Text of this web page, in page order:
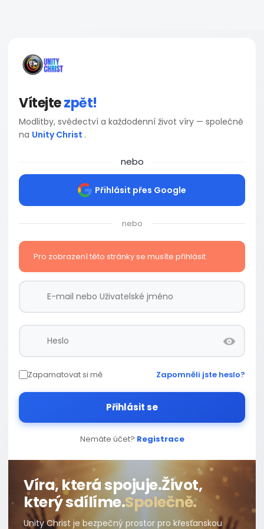
Vítejtezpět!
Modlitby, svědectví a každodenní život víry — společně
na Unity Christ .
nebo
Přihlásit přes Google
nebo
Pro zobrazení této stránky se musíte přihlásit
Zapamatovat si mě Zapomněli jste heslo?
Přihlásit se
Nemáte účet? Registrace
Víra, která spojuje.Život,
který sdílíme.Společně.
Unity Christ je bezpečný prostor pro křesťanskou